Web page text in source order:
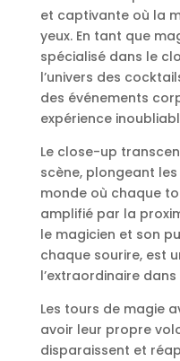
et captivante où la
yeux. En tant que
spécialisé dans le
l’univers des
des événements
expérience
Le close-up
scène, plongeant
monde où chaque
amplifié par la
le magicien et son
chaque sourire, est
l’extraordinaire dans
Les tours de magie
avoir leur propre
disparaissent et